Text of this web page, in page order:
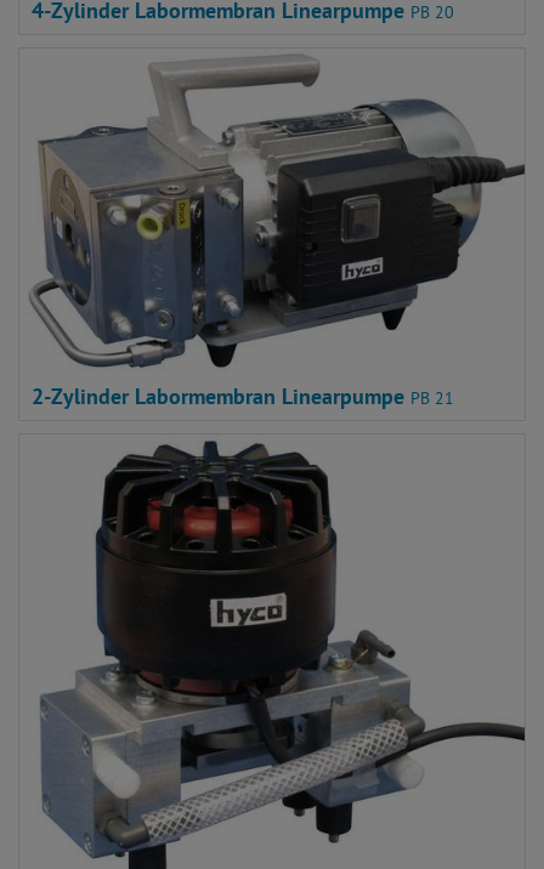
4-Zylinder Labormembran Linearpumpe PB 20
2-Zylinder Labormembran Linearpumpe PB 21